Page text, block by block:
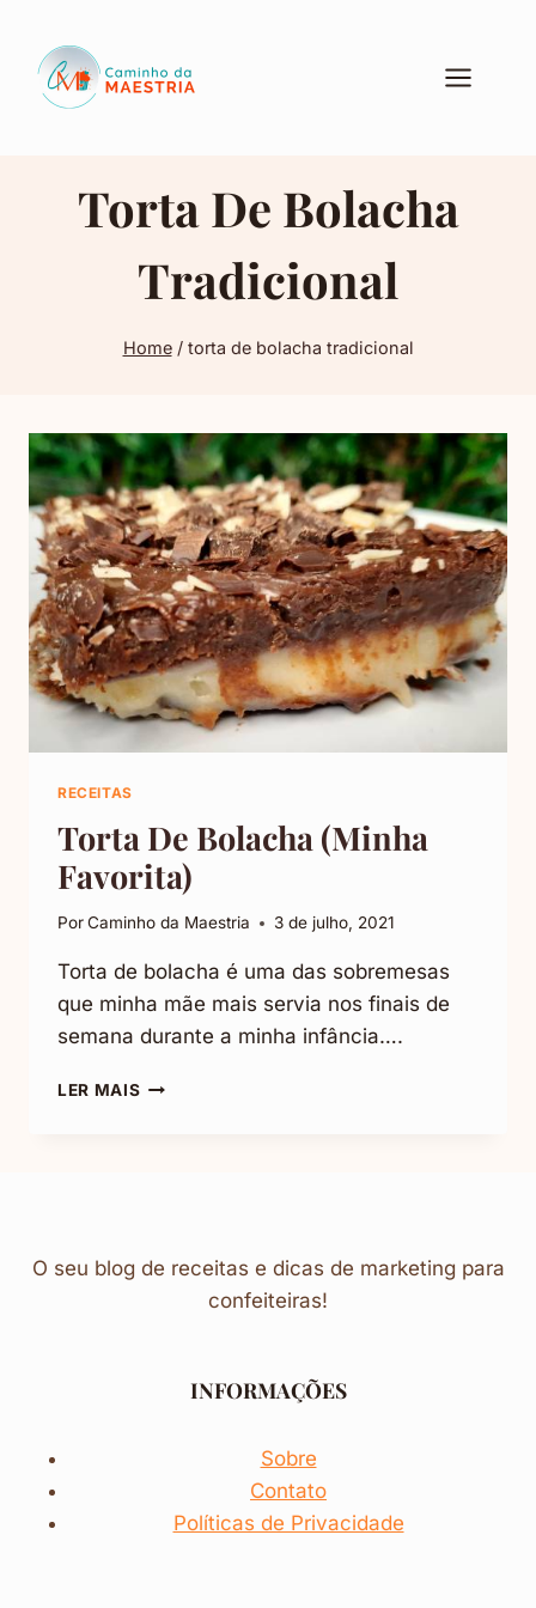
Conteúdo
Torta De Bolacha
Tradicional
Home / torta de bolacha tradicional
RECEITAS
Torta De Bolacha (Minha
Favorita)
PorCaminho da Maestria 3 de julho, 2021
Torta de bolacha é uma das sobremesas
que minha mãe mais servia nos finais de
semana durante a minha infância….
LER MAISTORTA
O seu blog de receitas e dicas de marketing para
confeiteiras!
INFORMAÇÕES
Sobre
Contato
Políticas de Privacidade